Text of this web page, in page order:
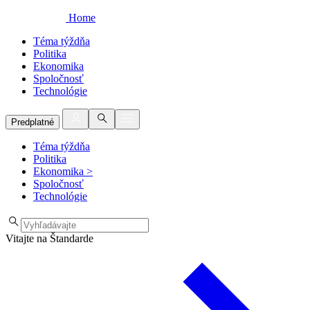
Home
Téma týždňa
Politika
Ekonomika
Spoločnosť
Technológie
Predplatné
Téma týždňa
Politika
Ekonomika >
Spoločnosť
Technológie
Vitajte na Štandarde